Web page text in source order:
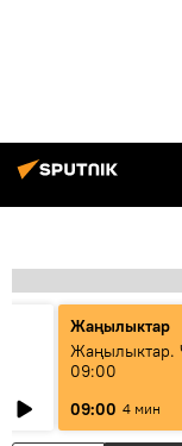
Жаңылыктар
Жаңылыктар.
09:00
09:00 4 мин